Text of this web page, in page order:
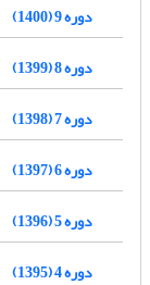
دوره 9 (1400)
دوره 8 (1399)
دوره 7 (1398)
دوره 6 (1397)
دوره 5 (1396)
دوره 4 (1395)